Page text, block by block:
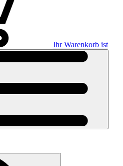
Ihr Warenkorb ist